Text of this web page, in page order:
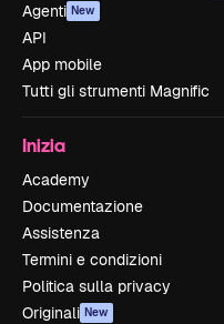
Agenti New
API
App mobile
Tutti gli strumenti Magnific
Inizia
Academy
Documentazione
Assistenza
Termini e condizioni
Politica sulla privacy
Originali New